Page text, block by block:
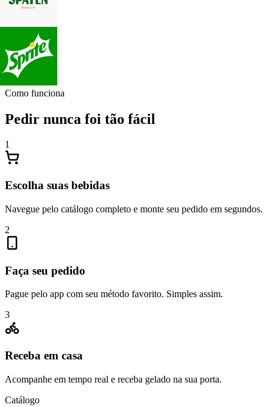
Como funciona
Pedir nunca foi tão fácil
1
Escolha suas bebidas
Navegue pelo catálogo completo e monte seu pedido em segundos.
2
Faça seu pedido
Pague pelo app com seu método favorito. Simples assim.
3
Receba em casa
Acompanhe em tempo real e receba gelado na sua porta.
Catálogo